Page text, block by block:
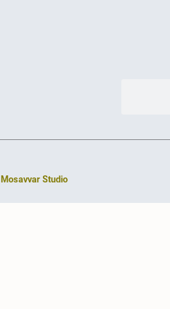
Mosavvar Studio